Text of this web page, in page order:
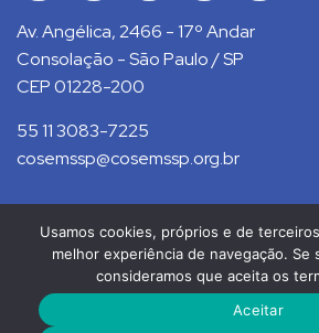
Av. Angélica, 2466 - 17º Andar
Consolação - São Paulo / SP
CEP 01228-200
55 11 3083-7225
cosemssp@cosemssp.org.br
Política de Privacidade Contato
COSEMS/SP © 2021. Todos direitos
RS Press
Usamos cookies, próprios e de
melhor experiência de navegação. Se
consideramos que aceita os
Aceitar